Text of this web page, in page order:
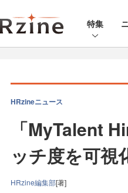
特集
HRzineニュース
「MyTalent
ッチ度を可
HRzine編集部[著]